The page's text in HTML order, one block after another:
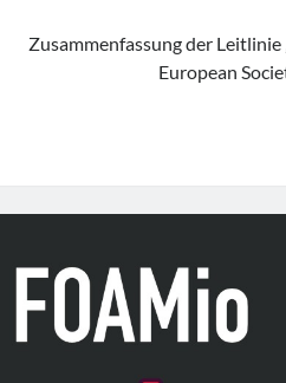
Zusammenfassung der
European